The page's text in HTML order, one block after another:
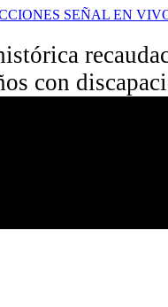
SEÑAL EN
con